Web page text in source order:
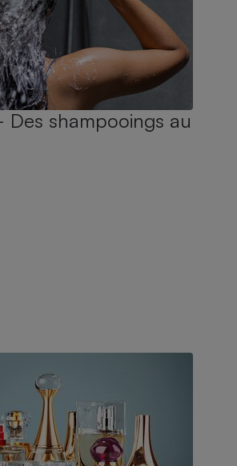
Des shampooings au